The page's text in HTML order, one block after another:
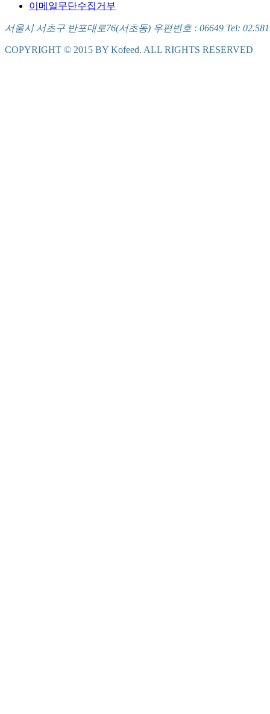
이메일무단수집거부
서울시 서초구 반포대로76(서초동) 우편번호 : 06649 Tel:
COPYRIGHT © 2015 BY Kofeed. ALL RIGHTS RESERVED